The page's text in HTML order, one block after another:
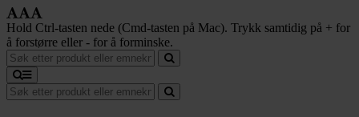
Hold Ctrl-tasten nede (Cmd-tasten på Mac). Trykk samtidig på + for
å forstørre eller - for å forminske.